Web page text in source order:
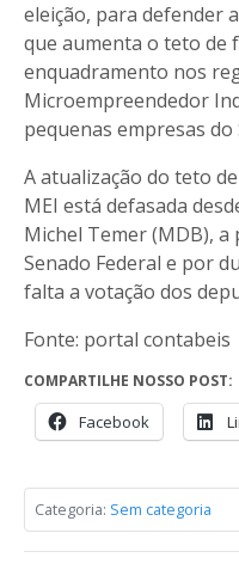
eleição, para defender
que aumenta o teto de
enquadramento nos
Microempreendedor
pequenas empresas do
A atualização do teto
MEI está defasada
Michel Temer (MDB),
Senado Federal e por
falta a votação dos
Fonte: portal contabeis
COMPARTILHE NOSSO POST:
Facebook
Categoria: Sem categoria